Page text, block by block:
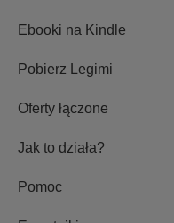
Ebooki na Kindle
Pobierz Legimi
Oferty łączone
Jak to działa?
Pomoc